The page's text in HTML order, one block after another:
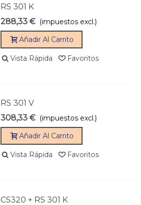
RS 301 K
288,33 € (impuestos excl.)
Añadir Al Carrito
Vista Rápida Favoritos
RS 301 V
308,33 € (impuestos excl.)
Añadir Al Carrito
Vista Rápida Favoritos
CS320 + RS 301 K